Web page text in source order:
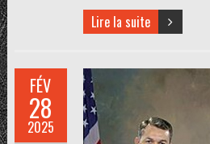
Lire la suite
FÉV
28
2025